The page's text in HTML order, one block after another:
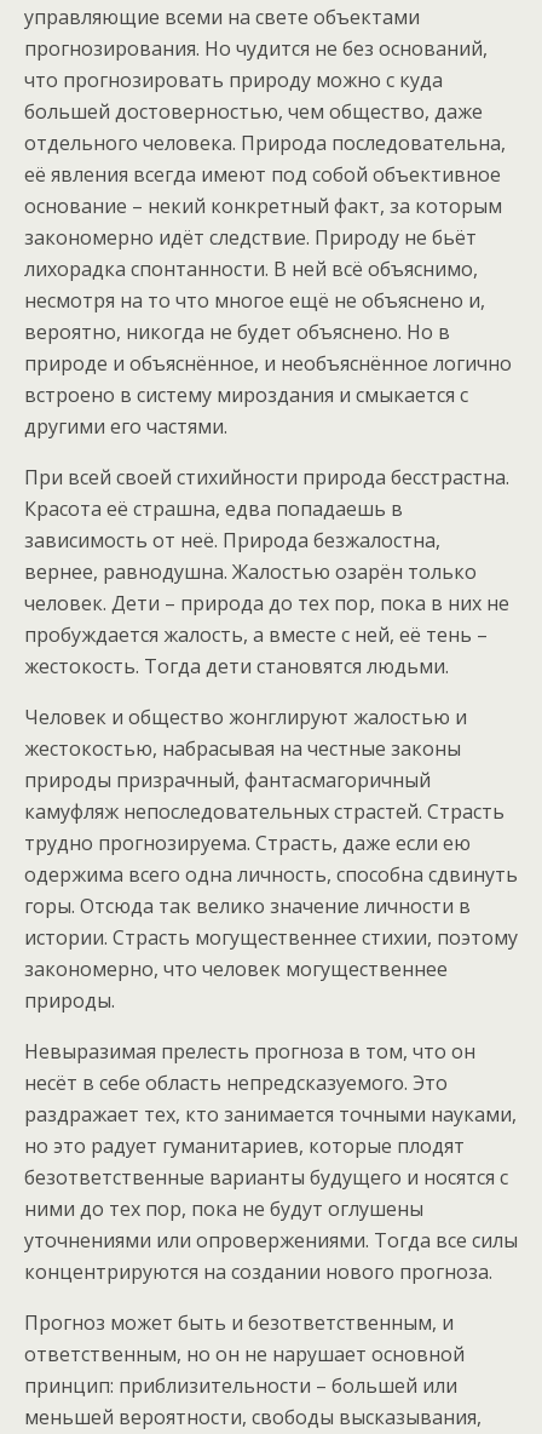
управляющие всеми на свете объектами
прогнозирования. Но чудится не без оснований,
что прогнозировать природу можно с куда
большей достоверностью, чем общество, даже
отдельного человека. Природа последовательна,
её явления всегда имеют под собой объективное
основание – некий конкретный факт, за которым
закономерно идёт следствие. Природу не бьёт
лихорадка спонтанности. В ней всё объяснимо,
несмотря на то что многое ещё не объяснено и,
вероятно, никогда не будет объяснено. Но в
природе и объяснённое, и необъяснённое логично
встроено в систему мироздания и смыкается с
другими его частями.
При всей своей стихийности природа бесстрастна.
Красота её страшна, едва попадаешь в
зависимость от неё. Природа безжалостна,
вернее, равнодушна. Жалостью озарён только
человек. Дети – природа до тех пор, пока в них не
пробуждается жалость, а вместе с ней, её тень –
жестокость. Тогда дети становятся людьми.
Человек и общество жонглируют жалостью и
жестокостью, набрасывая на честные законы
природы призрачный, фантасмагоричный
камуфляж непоследовательных страстей. Страсть
трудно прогнозируема. Страсть, даже если ею
одержима всего одна личность, способна сдвинуть
горы. Отсюда так велико значение личности в
истории. Страсть могущественнее стихии, поэтому
закономерно, что человек могущественнее
природы.
Невыразимая прелесть прогноза в том, что он
несёт в себе область непредсказуемого. Это
раздражает тех, кто занимается точными науками,
но это радует гуманитариев, которые плодят
безответственные варианты будущего и носятся с
ними до тех пор, пока не будут оглушены
уточнениями или опровержениями. Тогда все силы
концентрируются на создании нового прогноза.
Прогноз может быть и безответственным, и
ответственным, но он не нарушает основной
принцип: приблизительности – большей или
меньшей вероятности, свободы высказывания,